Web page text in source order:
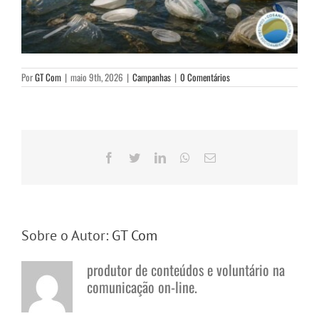
PorGT Com | maio 9th, 2026 | Campanhas | 0 Comentários
Facebook
TwitterLinkedInWhatsApp
E-
Sobre o Autor: GT Com
produtor de conteúdos e voluntário na
comunicação on-line.